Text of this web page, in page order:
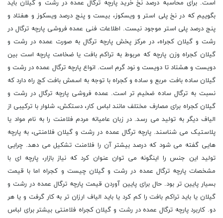
است. برای محاسبه درصد نخ خرید پارچه ترگال عمده در رشت و گیلان باید
بگوییم که در نخ پلی استر و ویسکوز، بیست و پنج درصد ویسکوز و هفتاد و
پنج درصد پلی استر موجود نیست. اطلاعات فنی عمده فروشی پارچه ترگال در
رشت و گیلان کجراه، در مرکز پخش پارچه ترگال به صورت عمده در رشت و
گیلان کجراه وزن پارچه که مربوط به تراکم بافت یا ضخامت پارچه است بین
دویست و هشتاد تا دویست و نود گرم است. انواع پارچه ترگال عمده در رشت و
گیلان ساده بافت مربع و ساده و کجراه با توجه به اسمش بافت کج راه دارد که
نسبت به ترگال ساده ضخیم تر است. عمده فروشی پارچه ترگال در رشت و
گیلان کجراه برای مصارف مختلف مانند لباس کار، دستکش، شلوار با ترکیبی از
الیاف دیگر به تولید می رسد. در زبان عامیانه مردم فلامنت را به نام مواد یا
پلاستیک می شناسند. پارچه ترگال عمده در رشت و گیلان فلامنتی، به پارچه
هایی گفته می شود که درصد بیشتر آن را فلامنت تشکیل می دهد. چرایی
تولید این جنس را اینگونه می توان عنوان کرد که نیاز بازار، پارچه ای با
مشخصات پارچه ترگال عمده در رشت و گیلان چیست و کجراه اما با قیمت
بسیار پایین تر بود. حال برای پایین آوردن قیمت پارچه ترگال عمده در رشت و
گیلان یا باید تراکم بافت را کم کرد یا باید الیاف ارزان تر به کار گرفت و یا هر
دو. کاربرد پارچه ترگال عمده در رشت و گیلان کجراه فلامنتی بیشتر برای لباس